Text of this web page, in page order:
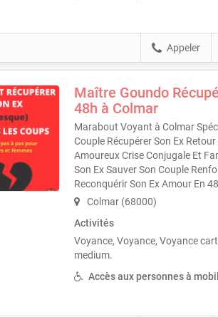
Appeler
Maître Goundo
48h à Colmar
Marabout Voyant à Colmar
Couple Récupérer Son Ex
Amoureux Crise Conjugale Et
Son Ex Sauver Son Couple
Reconquérir Son Ex Amour En
Colmar (68000)
Activités
Voyance, Voyance, Voyance
medium.
Accès aux personnes à